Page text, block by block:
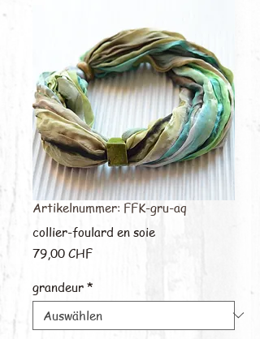
Artikelnummer: FFK-gru-aq
collier-foulard en soie
79,00 CHFPreis
grandeur *